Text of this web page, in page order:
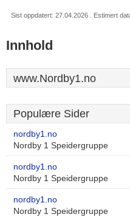
Sist oppdatert: 27.04.2026 . Estimert
Innhold
www.Nordby1.no
Populære Sider
nordby1.no
Nordby 1 Speidergruppe
nordby1.no
Nordby 1 Speidergruppe
nordby1.no
Nordby 1 Speidergruppe